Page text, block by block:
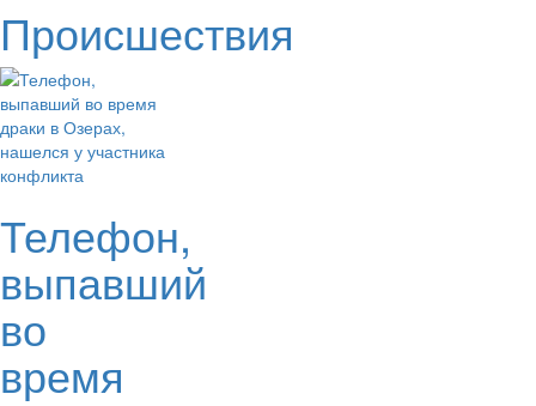
Происшествия
Телефон,
выпавший
во
время